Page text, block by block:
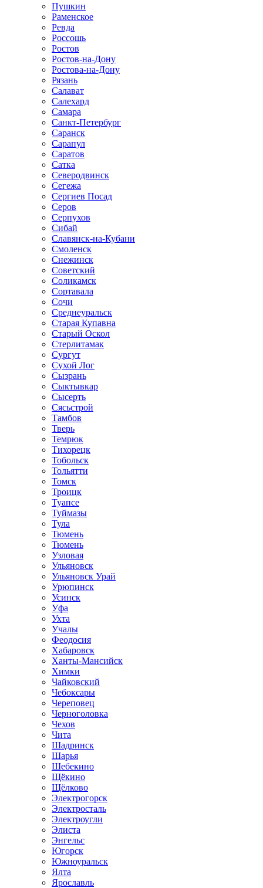
Пушкин
Раменское
Ревда
Россошь
Ростов
Ростов-на-Дону
Ростова-на-Дону
Рязань
Салават
Салехард
Самара
Санкт-Петербург
Саранск
Сарапул
Саратов
Сатка
Северодвинск
Сегежа
Сергиев Посад
Серов
Серпухов
Сибай
Славянск-на-Кубани
Смоленск
Снежинск
Советский
Соликамск
Сортавала
Сочи
Среднеуральск
Старая Купавна
Старый Оскол
Стерлитамак
Сургут
Сухой Лог
Сызрань
Сыктывкар
Сысерть
Сясьстрой
Тамбов
Тверь
Темрюк
Тихорецк
Тобольск
Тольятти
Томск
Троицк
Туапсе
Туймазы
Тула
Тюмень
Тюмень
Узловая
Ульяновск
Ульяновск Урай
Урюпинск
Усинск
Уфа
Ухта
Учалы
Феодосия
Хабаровск
Ханты-Мансийск
Химки
Чайковский
Чебоксары
Череповец
Черноголовка
Чехов
Чита
Шадринск
Шарья
Шебекино
Щёкино
Щёлково
Электрогорск
Электросталь
Электроугли
Элиста
Энгельс
Югорск
Южноуральск
Ялта
Ярославль